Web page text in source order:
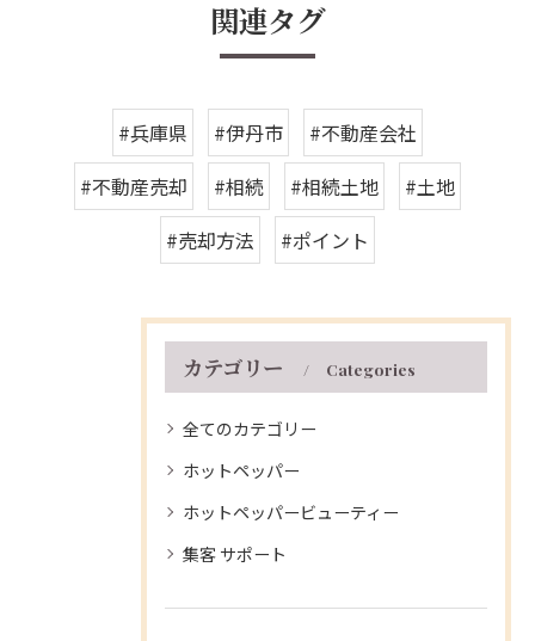
関連タグ
#兵庫県 #伊丹市
#不動産会社
#不動産売却
#相続 #相続土地
#土地
#売却方法
#ポイント
カテゴリー Categories
全てのカテゴリー
ホットペッパー
ホットペッパービューティー
集客 サポート